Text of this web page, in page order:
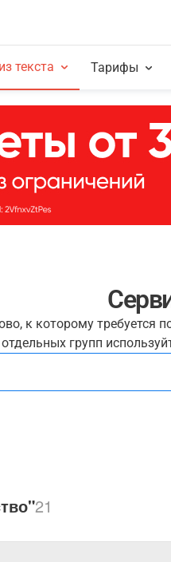
текста Тарифы
к которому требуется
групп
21